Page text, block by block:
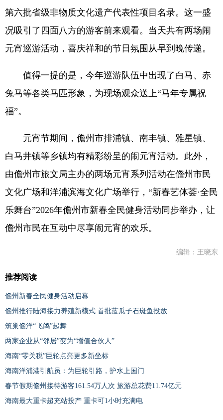
第六批省级非物质文化遗产代表性项目名录。这一盛
况吸引了四面八方的游客前来观看。当天共有两场闹
元宵巡游活动，喜庆祥和的节日氛围从早到晚传递。
值得一提的是，今年巡游队伍中出现了白马、赤
兔马等各类马匹形象，为现场观众送上“马年专属祝
福”。
元宵节期间，儋州市排浦镇、南丰镇、雅星镇、
白马井镇等乡镇均有精彩纷呈的闹元宵活动。此外，
由儋州市旅文局主办的两场元宵系列活动在儋州市民
文化广场和洋浦滨海文化广场举行，“新春艺体荟·全民
乐舞台”2026年儋州市新春全民健身活动同步举办，让
儋州市民在互动中尽享闹元宵的欢乐。
编辑：王晓东
推荐阅读
儋州新春全民健身活动启幕
儋州推行陆海接力养殖新模式 首批蓝瓜子石斑鱼投放
筑巢儋洋“飞鸽”起舞
两家企业从“邻居”变为“增值合伙人”
海南“零关税”巨轮点亮更多新坐标
海南洋浦港引航员：为巨轮引路，护水上国门
春节假期儋州接待游客161.54万人次 旅游总花费11.74亿元
海南最大重卡超充站投产 重卡可1小时充满电